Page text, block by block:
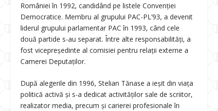
României în 1992, candidând pe listele Convenției
Democratice. Membru al grupului PAC-PL’93, a devenit
liderul grupului parlamentar PAC în 1993, când cele
două partide s-au separat. Între alte responsabilități, a
fost vicepreședinte al comisiei pentru relații externe a
Camerei Deputaților.
După alegerile din 1996, Stelian Tănase a ieșit din viața
politică activă și s-a dedicat activităților sale de scriitor,
realizator media, precum și carierei profesionale în